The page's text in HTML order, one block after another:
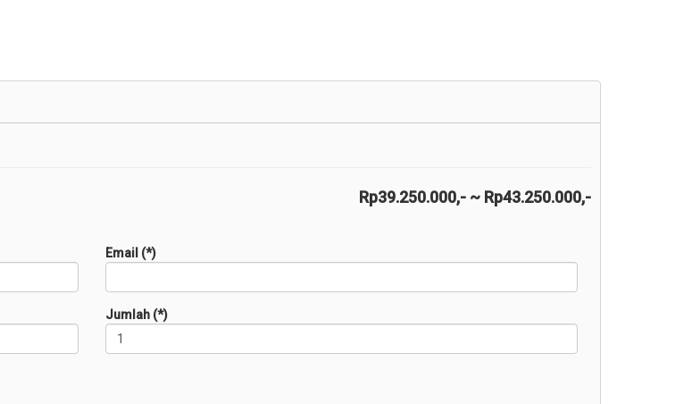
Rp39.250.000,- ~ Rp43.250.000,-
Email (*)
Jumlah (*)